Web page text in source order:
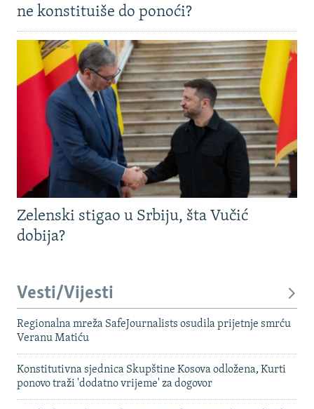
ne konstituiše do ponoći?
Zelenski stigao u Srbiju, šta Vučić
dobija?
Vesti/Vijesti
Regionalna mreža SafeJournalists osudila prijetnje smrću
Veranu Matiću
Konstitutivna sjednica Skupštine Kosova odložena, Kurti
ponovo traži 'dodatno vrijeme' za dogovor